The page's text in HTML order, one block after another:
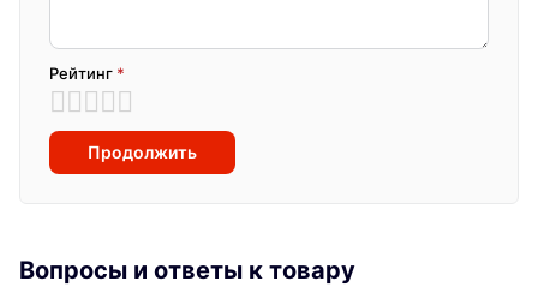
Рейтинг *
Продолжить
Вопросы и ответы к товару